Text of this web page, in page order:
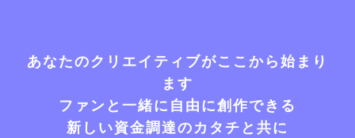
あなたのクリエイティブがここから始まり
ます
ファンと一緒に自由に創作できる
新しい資金調達のカタチと共に